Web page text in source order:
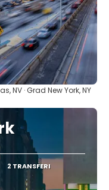
NV · Grad New York, NY
2 TRANSFERI